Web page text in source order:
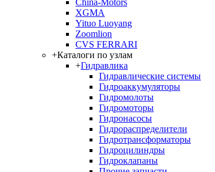
China-Motors
XGMA
Yituo Luoyang
Zoomlion
CVS FERRARI
+Каталоги по узлам
+Гидравлика
Гидравлические системы
Гидроаккумуляторы
Гидромолоты
Гидромоторы
Гидронасосы
Гидрораспределители
Гидротрансформаторы
Гидроцилиндры
Гидроклапаны